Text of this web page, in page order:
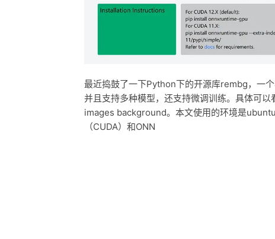
最近捣鼓了一下Python下的开源库rembg，一
并且支持多种模型，还支持微调训练。具体可
images background。本文使用的环境是
（CUDA）和ONN